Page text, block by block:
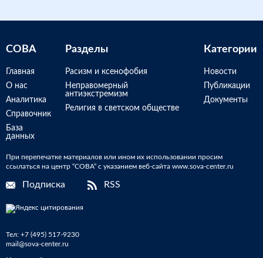
СОВА
Главная
О нас
Аналитика
Справочник
База
данных
Разделы
Расизм и ксенофобия
Неправомерный
антиэкстремизм
Религия в светском обществе
Категории
Новости
Публикации
Документы
При перепечатке материалов или ином их использовании просим
ссылаться на центр “СОВА” с указанием веб-сайта www.sova-center.ru
Подписка RSS
Тел: +7 (495) 517-9230
mail@sova-center.ru